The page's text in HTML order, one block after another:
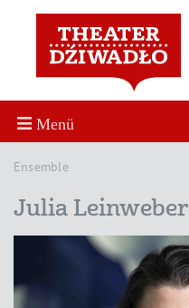
Menü
Ensemble
Julia Leinweber